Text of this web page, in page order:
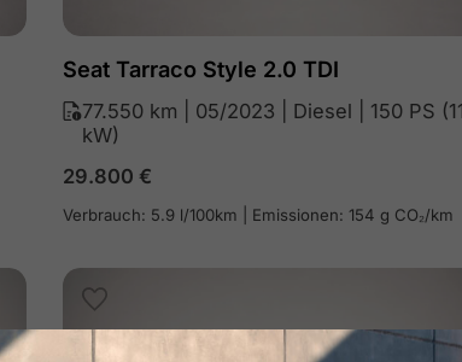
Seat Tarraco Style 2.0 TDI
77.550 km | 05/2023 | Diesel | 150 PS
kW)
29.800 €
Verbrauch: 5.9 l/100km | Emissionen: 154 g CO₂/km